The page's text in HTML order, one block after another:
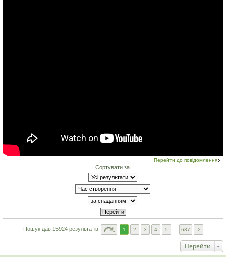
Перейти до повідомлення
Сортувати за
Пошук дав 15924 результатів 1 2 3 4 5 … 637
Перейти